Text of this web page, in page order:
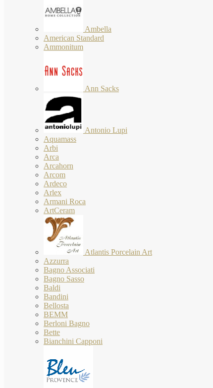
Ambella
American Standard
Ammonitum
Ann Sacks
Antonio Lupi
Aquamass
Arbi
Arca
Arcahorn
Arcom
Ardeco
Arlex
Armani Roca
ArtCeram
Atlantis Porcelain Art
Azzurra
Bagno Associati
Bagno Sasso
Baldi
Bandini
Bellosta
BEMM
Berloni Bagno
Bette
Bianchini Capponi